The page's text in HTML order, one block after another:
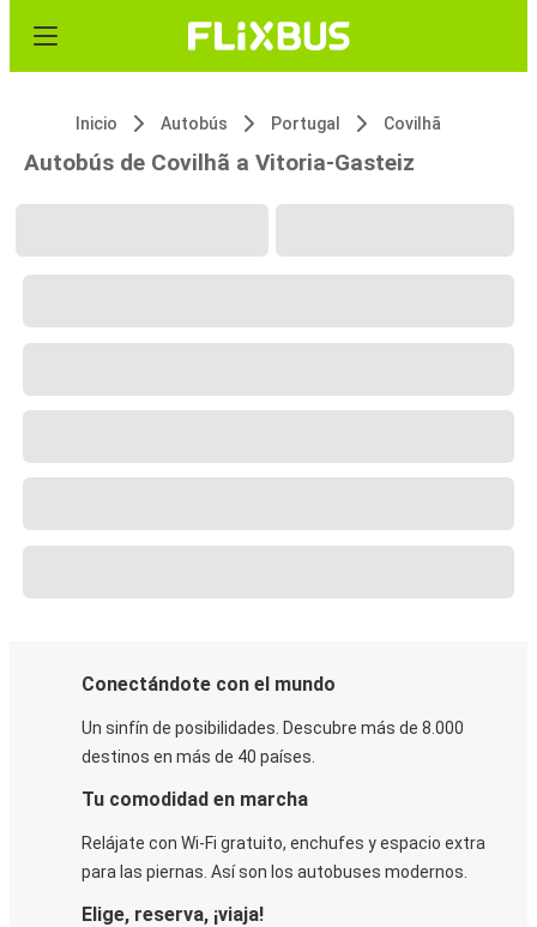
Inicio Autobús Portugal Covilhã
Autobús de Covilhã a Vitoria-Gasteiz
Conectándote con el mundo
Un sinfín de posibilidades. Descubre más de 8.000
destinos en más de 40 países.
Tu comodidad en marcha
Relájate con Wi-Fi gratuito, enchufes y espacio extra
para las piernas. Así son los autobuses modernos.
Elige, reserva, ¡viaja!